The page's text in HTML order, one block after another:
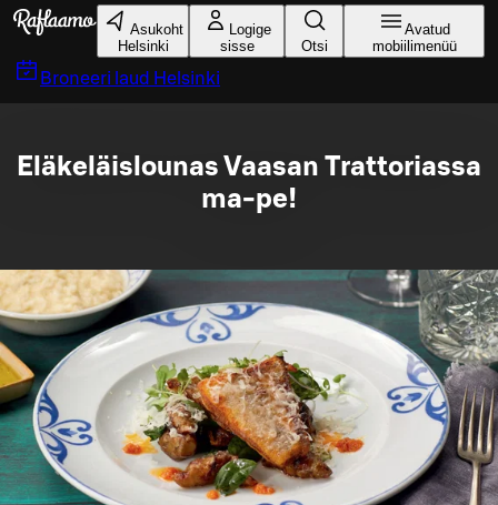
Liigu peamise sisu juurde
Asukoht
Helsinki
Logige
sisse
Otsi
Avatud
mobiilimenüü
Broneeri laud Helsinki
Eläkeläislounas Vaasan Trattoriassa
ma-pe!